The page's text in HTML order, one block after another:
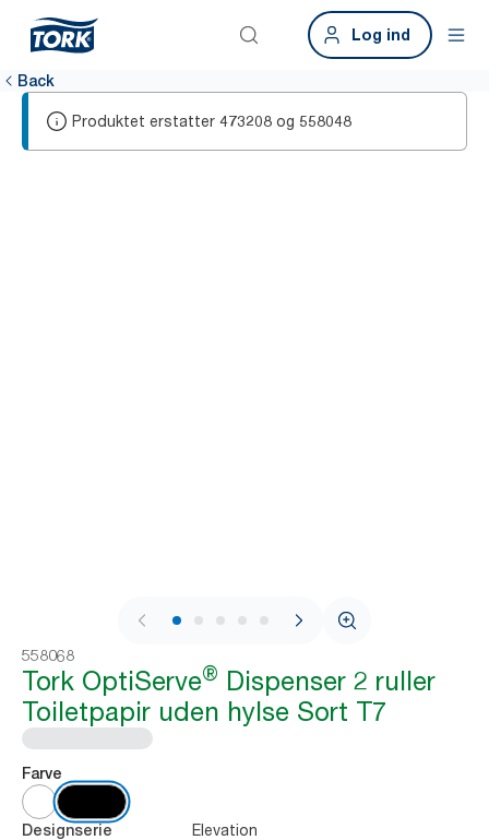
Log ind
Back
Produktet erstatter 473208 og 558048
1 / 8
558068
Tork OptiServe® Dispenser 2 ruller
Toiletpapir uden hylse Sort T7
Farve
Designserie Elevation